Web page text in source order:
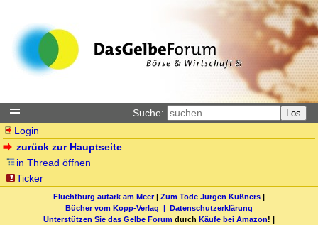
Suche: Los
Login
zurück zur Hauptseite
in Thread öffnen
Ticker
Fluchtburg autark am Meer| Zum Tode Jürgen Küßners |
Bücher vom Kopp-Verlag | Datenschutzerklärung
Unterstützen Sie das Gelbe Forum durch Käufe bei Amazon! |